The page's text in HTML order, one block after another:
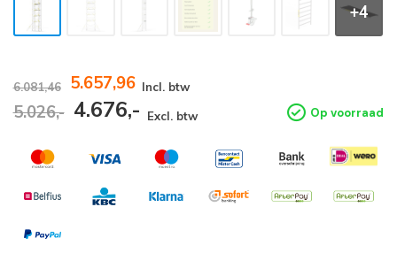
+4
6.081,46 5.657,96 Incl. btw
5.026,- 4.676,- Excl. btw Op voorraad